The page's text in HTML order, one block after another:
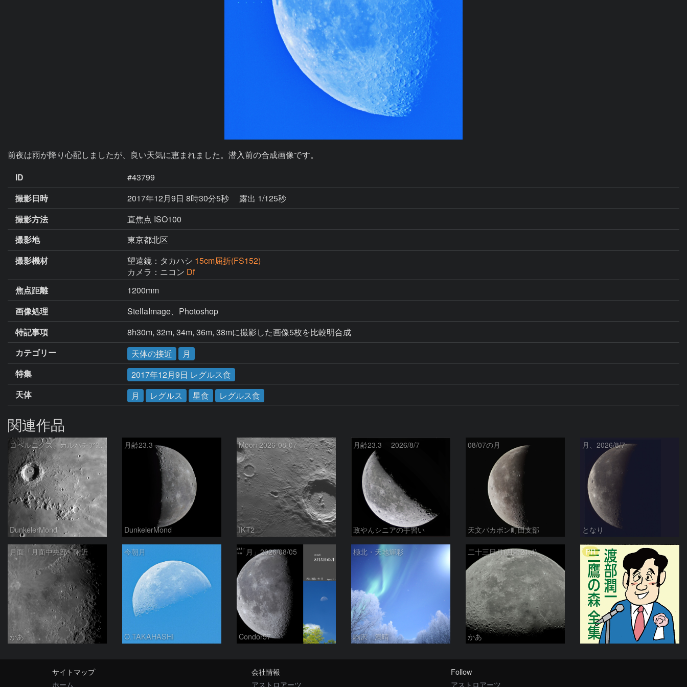
前夜は雨が降り心配しましたが、良い天気に恵まれました。潜入前の合成画像です。
ID
#43799
撮影日時
2017年12月9日 8時30分5秒
露出 1/125秒
撮影方法
直焦点 ISO100
撮影地
東京都北区
撮影機材
望遠鏡：タカハシ 15cm屈折(FS152)
カメラ：ニコン Df
焦点距離
1200mm
画像処理
StellaImage、Photoshop
特記事項
8h30m, 32m, 34m, 36m, 38mに撮影した画像5枚を比較明合成
カテゴリー
天体の接近
月
特集
2017年12月9日 レグルス食
天体
月 レグルス 星食 レグルス食
関連作品
コペルニクス、カルパチア山脈付近
DunkelerMond
月齢23.3
DunkelerMond
Moon 2026-08-07
IKT2
月齢23.3 2026/8/7
政やんシニアの手習い
08/07の月
天文バカボン町田支部
月、2026/8/7
となり
月面「月面中央部」附近
かあ
今朝月
O.TAKAHASHI
「月」2026/08/05
Condor57
極北・天地輝彩
駒沢 満晴
二十三日月(月齢21.4)
かあ
PR
サイトマップ
ホーム
会社情報
アストロアーツ
Follow
アストロアーツ